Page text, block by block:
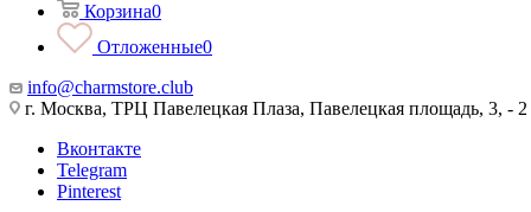
Корзина0
Отложенные0
info@charmstore.club
г. Москва, ТРЦ Павелецкая Плаза, Павелецкая площадь, 3, - 2
Вконтакте
Telegram
Pinterest